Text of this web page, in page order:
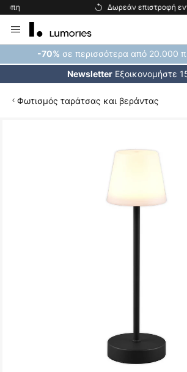
Δωρεάν επιστροφή εντός 50
Μετάβαση
στο
περιεχόμενο
-70% σε περισσότερα από 20.000
Newsletter Εξοικονομήστε
Φωτισμός ταράτσας και βεράντας